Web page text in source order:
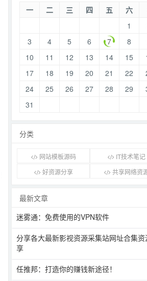
一 二 三 四 五 六
1
3
4 5 6 7 8
10
11 12 13 14 15
17
18 19 20 21 22
24
25 26 27 28 29
31
分类
网站模板源码
IT技术笔记
好资源分享
共享网络资
最新文章
迷雾通：免费使用的VPN软件
分享各大最新影视资源采集站网址合集资
享
任推邦：打造你的赚钱新途径！